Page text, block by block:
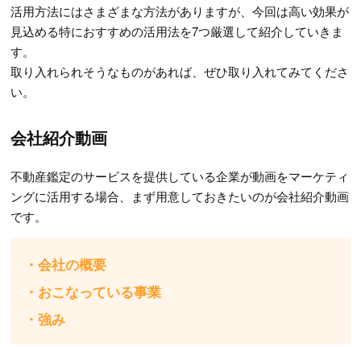
活用方法にはさまざまな方法がありますが、今回は高い効果が
見込める特におすすめの活用法を7つ厳選して紹介していきま
す。
取り入れられそうなものがあれば、ぜひ取り入れてみてくださ
い。
会社紹介動画
不動産鑑定のサービスを提供している企業が動画をマーケティ
ングに活用する場合、まず用意しておきたいのが会社紹介動画
です。
・会社の概要
・おこなっている事業
・強み